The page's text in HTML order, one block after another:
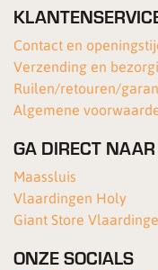
Contact en
Verzending en
Ruilen/retouren/
Algemene
GA DIRECT NAAR
Maassluis
Vlaardingen Holy
Giant Store
ONZE SOCIALS